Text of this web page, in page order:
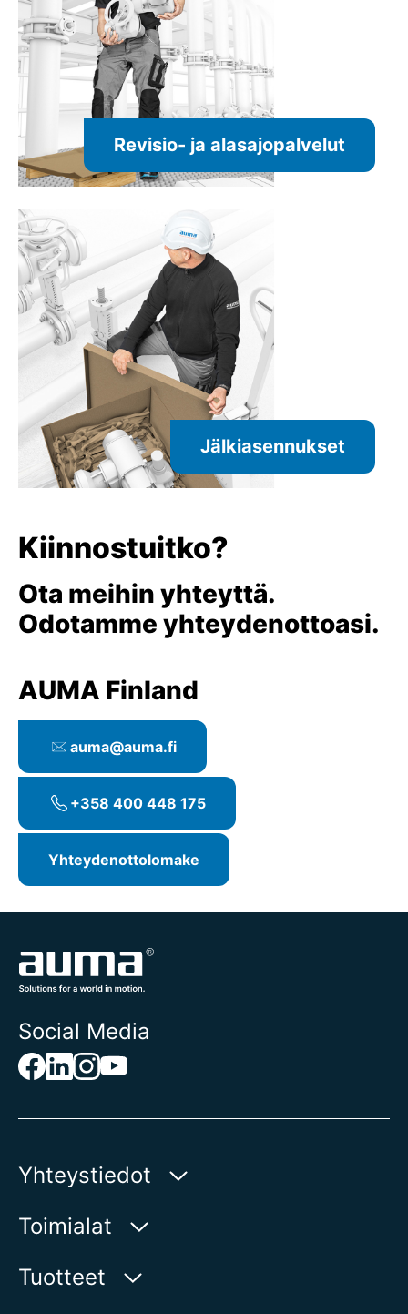
Revisio- ja alasajopalvelut
Jälkiasennukset
Kiinnostuitko?
Ota meihin yhteyttä.
Odotamme yhteydenottoasi.
AUMA Finland
auma@auma.fi
+358 400 448 175
Yhteydenottolomake
Social Media
Yhteystiedot
AUMA Riester
Aumastr 1
Toimialat
Vesi
Tuotteet